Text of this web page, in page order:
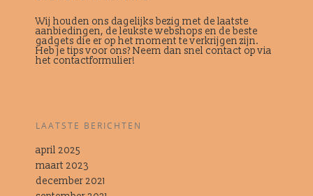
Wij houden ons dagelijks bezig met de laatste
aanbiedingen, de leukste webshops en de beste
gadgets die er op het moment te verkrijgen zijn.
Heb je tips voor ons? Neem dan snel contact op via
het contactformulier!
LAATSTE BERICHTEN
april 2025
maart 2023
december 2021